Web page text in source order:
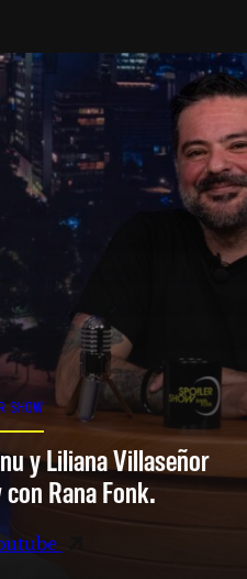
SHOW
y Liliana Villaseñor
Rana Fonk.